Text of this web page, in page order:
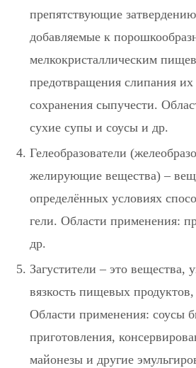
препятствующие затвердению
добавляемые к
мелкокристаллическим
предотвращения слипания их
сохранения сыпучести.
сухие супы и соусы и др.
Гелеобразователи
желирующие вещества) –
определённых условиях
гели. Области применения:
др.
Загустители – это вещества,
вязкость пищевых
Области применения: соусы
приготовления,
майонезы и другие